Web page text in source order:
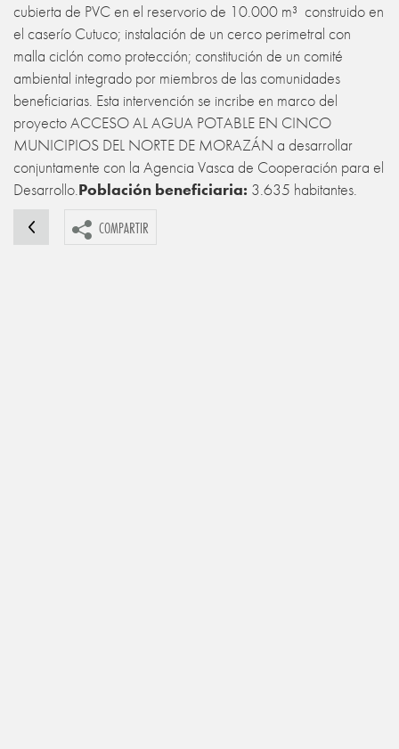
cubierta de PVC en el reservorio de 10.000 m³ construido en
el caserío Cutuco; instalación de un cerco perimetral con
malla ciclón como protección; constitución de un comité
ambiental integrado por miembros de las comunidades
beneficiarias. Esta intervención se incribe en marco del
proyecto ACCESO AL AGUA POTABLE EN CINCO
MUNICIPIOS DEL NORTE DE MORAZÁN a desarrollar
conjuntamente con la Agencia Vasca de Cooperación para el
Desarrollo.Población beneficiaria: 3.635 habitantes.
COMPARTIR